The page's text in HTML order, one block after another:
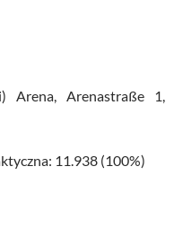
Arena, Arenastraße 1,
11.938 (100%)